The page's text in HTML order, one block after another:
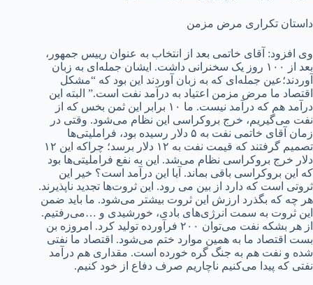
داستان تکراری مرض مزمن
وی افزود: آقای خاتمی بعد از انتخاب به عنوان رییس جمهور،
بعد از ۱۰۰ روز یک سخنرانی داشت. ایشان جمله‌ای به زبان
آوردند؛عین جمله‌ای که به زبان آوردند این بود که “مشکل
اقتصاد ما مرض مزمن اعتیاد به درآمد نفت است.” البته این
درآمد هم که درآمد نیست. ما ۱۰ برابر این ثمن بخس که از
نفت می‌گیریم، خرج بروکراسی این نظام می‌شود. وقتی در
زمان آقای خاتمی نفت به ۵ دلار رسیده بود، فراملیتی‌ها
تصمیم گرفتند که قیمت نفت به ۱۲ دلار برسد؛ چراکه این ۱۲
دلار خرج بروکراسی نظام می‌شد. این به نفع فراملیتی‌ها بود
که این بروکراسی باقی بماند. آیا این درآمد است؟ خیر این
ثروتی است که دارد از بین می رود. این ثروت‌ها تجدید ناپذیرند.
هر چه که بگذرد ارزش این ثروت بیشتر می‌شود. ما باید ضمن
این ثروت به سمت انرژی‌های بادی، خورشیدی و …می‌رفتیم.
از هر بشکه نفت می‌توان ۲۰۰ فرآورده تولید کرد. امروزه بن
بست اقتصاد ما به همین موارد ختم می‌شود. اقتصاد ما نفتی
شده و نفت هم به جنگ گره خورده است. مقداری هم درآمد
نفتی که پیدا می‌کنیم ناچاریم صرف دفاع از خود کنیم.